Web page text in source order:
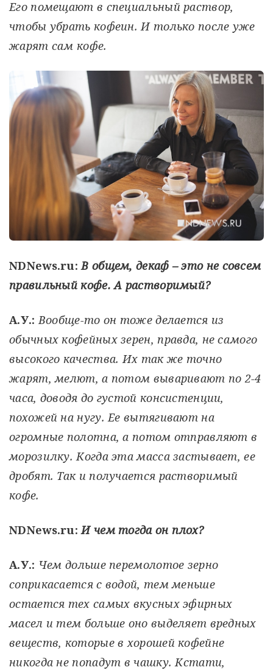
Его помещают в специальный раствор,
чтобы убрать кофеин. И только после уже
жарят сам кофе.
NDNews.ru: В общем, декаф – это не совсем
правильный кофе. А растворимый?
А.У.: Вообще-то он тоже делается из
обычных кофейных зерен, правда, не самого
высокого качества. Их так же точно
жарят, мелют, а потом вываривают по 2-4
часа, доводя до густой консистенции,
похожей на нугу. Ее вытягивают на
огромные полотна, а потом отправляют в
морозилку. Когда эта масса застывает, ее
дробят. Так и получается растворимый
кофе.
NDNews.ru: И чем тогда он плох?
А.У.: Чем дольше перемолотое зерно
соприкасается с водой, тем меньше
остается тех самых вкусных эфирных
масел и тем больше оно выделяет вредных
веществ, которые в хорошей кофейне
никогда не попадут в чашку. Кстати,